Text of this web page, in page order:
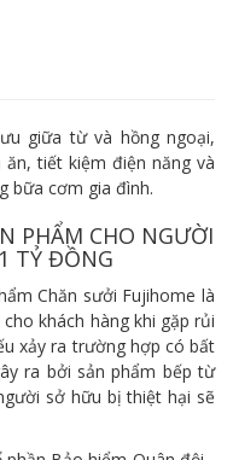
giữa từ và hồng ngoại,
tiết kiệm điện năng và
bữa cơm gia đình.
PHẨM CHO NGƯỜI
TỶ ĐỒNG
Chăn sưởi Fujihome là
khách hàng khi gặp rủi
xảy ra trường hợp có bất
ra bởi sản phẩm bếp từ
sở hữu bị thiệt hại sẽ